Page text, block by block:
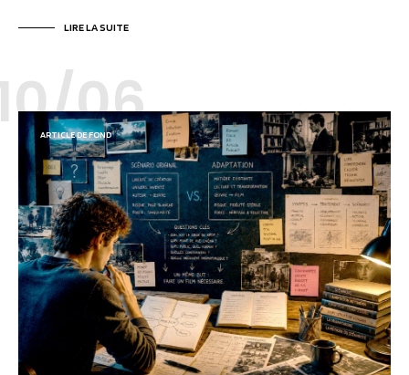
LIRE LA SUITE
06
ARTICLE DE FOND